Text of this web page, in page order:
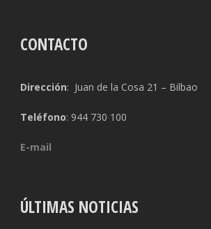
CONTACTO
Dirección: Juan de la Cosa 21 – Bilbao
Teléfono: 944 730 100
E-mail
ÚLTIMAS NOTICIAS